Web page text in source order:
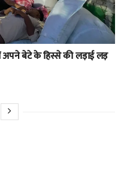
बेटे के हिस्से की लड़ाई लड़